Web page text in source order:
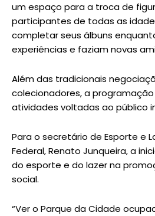
um espaço para a troca de
participantes de todas as
completar seus álbuns
experiências e faziam novas
Além das tradicionais
colecionadores, a
atividades voltadas ao público
Para o secretário de Esporte e
Federal, Renato Junqueira, a
do esporte e do lazer na
social.
“Ver o Parque da Cidade